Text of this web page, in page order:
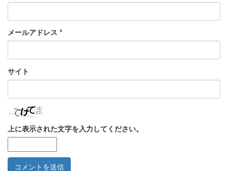
メールアドレス *
サイト
上に表示された文字を入力してください。